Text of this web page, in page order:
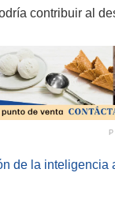
contribuir al
de la inteligencia